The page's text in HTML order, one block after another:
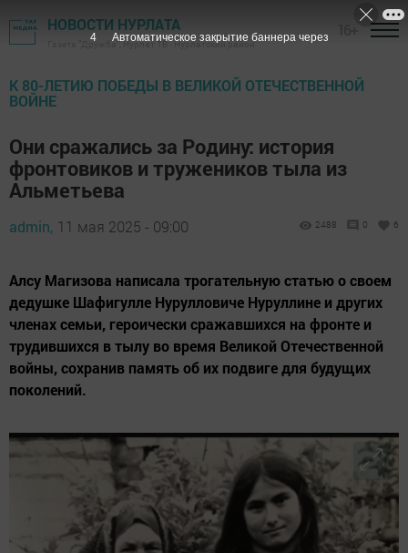
НОВОСТИ НУРЛАТА
Газета "Дружба", Нурлат ТВ - Нурлатский район
К 80-ЛЕТИЮ ПОБЕДЫ В ВЕЛИКОЙ ОТЕЧЕСТВЕННОЙ
ВОЙНЕ
Они сражались за Родину: история
фронтовиков и тружеников тыла из
Альметьева
admin, 11 мая 2025 - 09:00 2488 0 6
Алсу Магизова написала трогательную статью о своем
дедушке Шафигулле Нурулловиче Нуруллине и других
членах семьи, героически сражавшихся на фронте и
трудившихся в тылу во время Великой Отечественной
войны, сохранив память об их подвиге для будущих
поколений.
2 Автоматическое закрытие баннера через